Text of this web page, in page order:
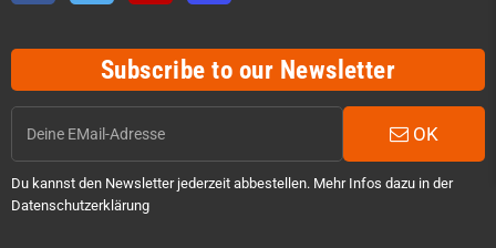
Subscribe to our Newsletter
OK
Du kannst den Newsletter jederzeit abbestellen. Mehr Infos dazu in der
Datenschutzerklärung